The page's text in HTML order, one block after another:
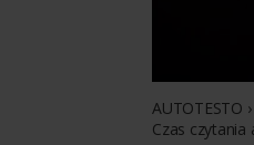
AUTOTESTO ›
Czas czytania